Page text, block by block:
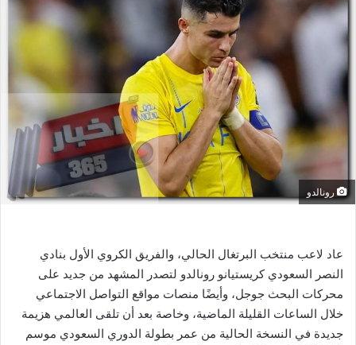
ي
د
ا
إ
ل
ك
ت
ر
ي
رونالدو
عاد لاعب منتخب البرتغال الحالي، والفريق الكروي الأول بنادي
النصر السعودي كريستيانو رونالدو لتصدر المشهد من جديد على
محركات البحث جوجل، وأيضًا منصات مواقع التواصل الاجتماعي
خلال الساعات القليلة الماضية، وخاصة بعد أن تلقى العالمي هزيمة
جديدة في النسخة الحالية من عمر بطولة الدوري السعودي موسم